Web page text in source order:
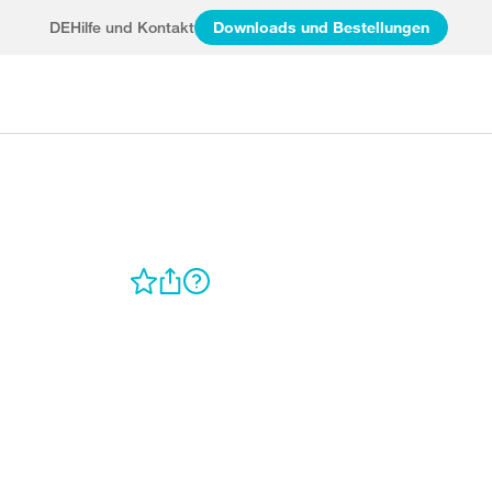
DEHilfe und Kontakt Downloads und Bestellungen